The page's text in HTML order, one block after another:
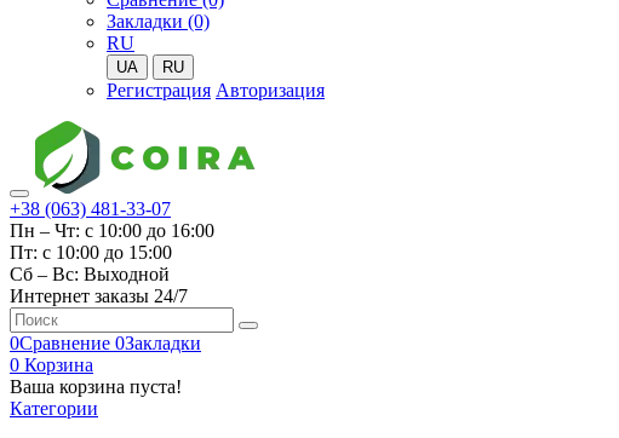
Закладки (0)
RU
UA RU
Регистрация Авторизация
Toggle
mobile
menu
+38 (063) 481-33-07
Пн – Чт: с 10:00 до 16:00
Пт: с 10:00 до 15:00
Сб – Вс: Выходной
Интернет заказы 24/7
Search
0Сравнение 0Закладки
0 Корзина
Ваша корзина пуста!
Категории